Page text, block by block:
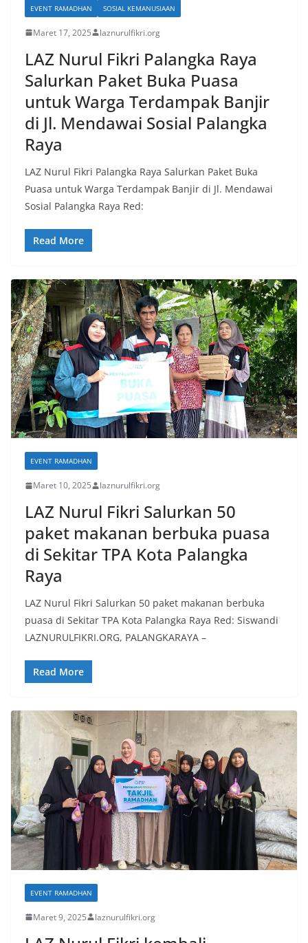
EVENT RAMADHAN SOSIAL KEMANUSIAAN
Maret 17, 2025 laznurulfikri.org
LAZ Nurul Fikri Palangka Raya
Salurkan Paket Buka Puasa
untuk Warga Terdampak Banjir
di Jl. Mendawai Sosial Palangka
Raya
LAZ Nurul Fikri Palangka Raya Salurkan Paket Buka
Puasa untuk Warga Terdampak Banjir di Jl. Mendawai
Sosial Palangka Raya Red:
Read More
EVENT RAMADHAN
Maret 10, 2025 laznurulfikri.org
LAZ Nurul Fikri Salurkan 50
paket makanan berbuka puasa
di Sekitar TPA Kota Palangka
Raya​
LAZ Nurul Fikri Salurkan 50 paket makanan berbuka
puasa di Sekitar TPA Kota Palangka Raya Red: Siswandi
LAZNURULFIKRI.ORG, PALANGKARAYA –
Read More
EVENT RAMADHAN
Maret 9, 2025 laznurulfikri.org